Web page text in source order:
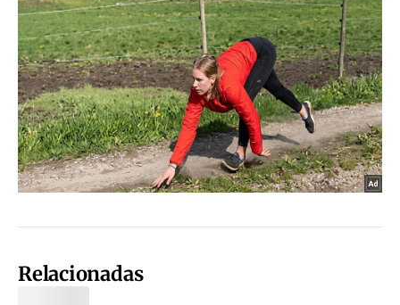
Relacionadas